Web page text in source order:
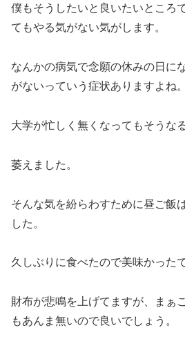
僕もそうしたいと良いたいところ
てもやる気がない気がします。
なんかの病気で念願の休みの日に
がないっていう症状ありますよね。
大学が忙しく無くなってもそうな
萎えました。
そんな気を紛らわすために昼ご飯
した。
久しぶりに食べたので美味かったで
財布が悲鳴を上げてますが、まぁ
もあんま無いので良いでしょう。